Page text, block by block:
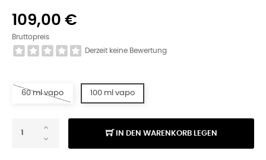
109,00 €
Bruttopreis
Derzeit keine Bewertung
60 ml vapo 100 ml vapo
IN DEN WARENKORB LEGEN